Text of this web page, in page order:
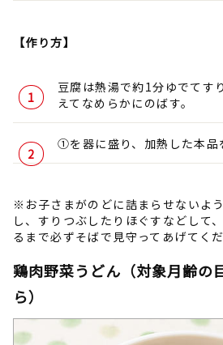
【作り方】
豆腐は熱湯で約1分ゆでてす
えてなめらかにのばす。
①を器に盛り、加熱した本品
※お子さまがのどに詰まらせないよ
し、すりつぶしたりほぐすなどして
るまで必ずそばで見守ってあげてくだ
鶏肉野菜うどん（対象月齢の
ら）